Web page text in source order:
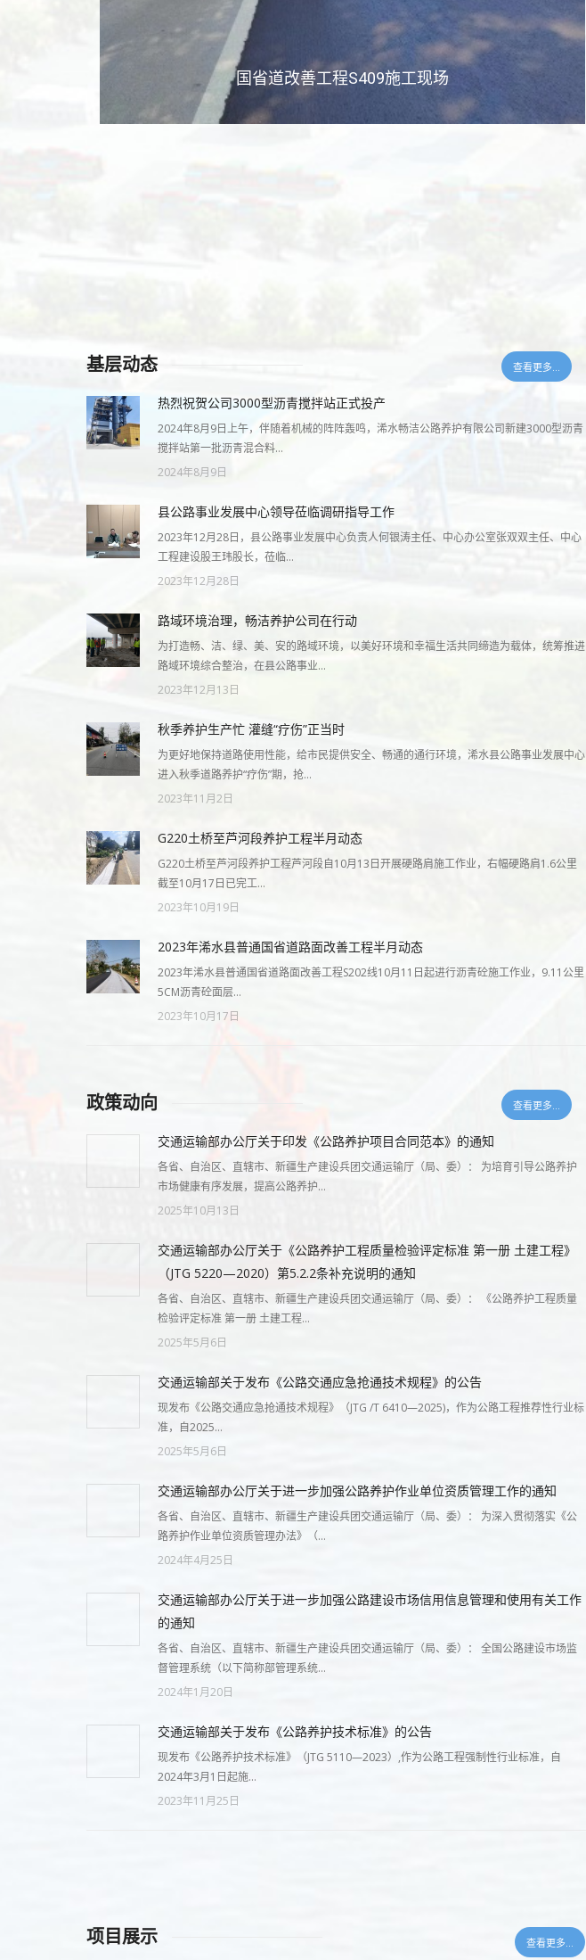
国省道改善工程S409施工现场
基层动态 查看更多...
热烈祝贺公司3000型沥青搅拌站正式投产
2024年8月9日上午，伴随着机械的阵阵轰鸣，浠水畅洁公路养护有限公司新建3000型沥青
搅拌站第一批沥青混合料…
2024年8月9日
县公路事业发展中心领导莅临调研指导工作
2023年12月28日，县公路事业发展中心负责人何银涛主任、中心办公室张双双主任、中心
工程建设股王玮股长，莅临…
2023年12月28日
路域环境治理，畅洁养护公司在行动
为打造畅、洁、绿、美、安的路域环境，以美好环境和幸福生活共同缔造为载体，统筹推进
路域环境综合整治，在县公路事业…
2023年12月13日
秋季养护生产忙 灌缝“疗伤”正当时
为更好地保持道路使用性能，给市民提供安全、畅通的通行环境，浠水县公路事业发展中心
进入秋季道路养护“疗伤”期，抢…
2023年11月2日
G220土桥至芦河段养护工程半月动态
G220土桥至芦河段养护工程芦河段自10月13日开展硬路肩施工作业，右幅硬路肩1.6公里
截至10月17日已完工…
2023年10月19日
2023年浠水县普通国省道路面改善工程半月动态
2023年浠水县普通国省道路面改善工程S202线10月11日起进行沥青砼施工作业，9.11公里
5CM沥青砼面层…
2023年10月17日
政策动向 查看更多...
交通运输部办公厅关于印发《公路养护项目合同范本》的通知
各省、自治区、直辖市、新疆生产建设兵团交通运输厅（局、委）： 为培育引导公路养护
市场健康有序发展，提高公路养护…
2025年10月13日
交通运输部办公厅关于《公路养护工程质量检验评定标准 第一册 土建工程》
（JTG 5220—2020）第5.2.2条补充说明的通知
各省、自治区、直辖市、新疆生产建设兵团交通运输厅（局、委）： 《公路养护工程质量
检验评定标准 第一册 土建工程…
2025年5月6日
交通运输部关于发布《公路交通应急抢通技术规程》的公告
现发布《公路交通应急抢通技术规程》（JTG /T 6410—2025)，作为公路工程推荐性行业标
准，自2025…
2025年5月6日
交通运输部办公厅关于进一步加强公路养护作业单位资质管理工作的通知
各省、自治区、直辖市、新疆生产建设兵团交通运输厅（局、委）： 为深入贯彻落实《公
路养护作业单位资质管理办法》（…
2024年4月25日
交通运输部办公厅关于进一步加强公路建设市场信用信息管理和使用有关工作
的通知
各省、自治区、直辖市、新疆生产建设兵团交通运输厅（局、委）： 全国公路建设市场监
督管理系统（以下简称部管理系统…
2024年1月20日
交通运输部关于发布《公路养护技术标准》的公告
现发布《公路养护技术标准》（JTG 5110—2023）,作为公路工程强制性行业标准，自
2024年3月1日起施…
2023年11月25日
项目展示 查看更多...